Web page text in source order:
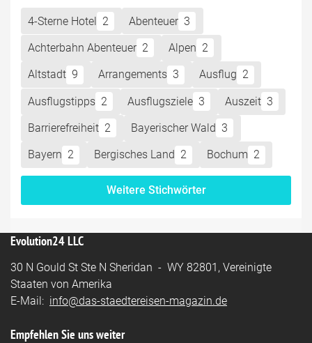
4-Sterne Hotel 2 Abenteuer 3
Achterbahn Abenteuer 2 Alpen 2
Altstadt 9 Arrangements 3 Ausflug 2
Ausflugstipps 2 Ausflugsziele 3 Auszeit 3
Barrierefreiheit 2 Bayerischer Wald 3
Bayern 2 Bergisches Land 2 Bochum 2
Weitere Stichwörter
Evolution24 LLC
30 N Gould St Ste N Sheridan - WY 82801, Vereinigte
Staaten von Amerika
E-Mail: info@das-staedtereisen-magazin.de
Empfehlen Sie uns weiter